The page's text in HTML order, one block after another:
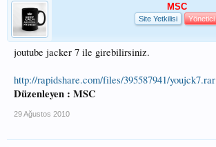
MSC
Site Yetkilisi Yönetici
joutube jacker 7 ile girebilirsiniz.
http://rapidshare.com/files/395587941/youjck7.rar
Düzenleyen : MSC
29 Ağustos 2010